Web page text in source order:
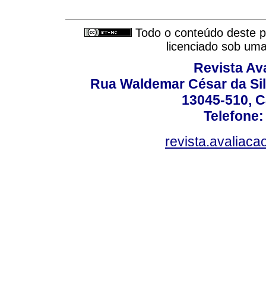
Todo o conteúdo deste
licenciado sob
Revista
Rua Waldemar César da
13045-510,
Telefone: